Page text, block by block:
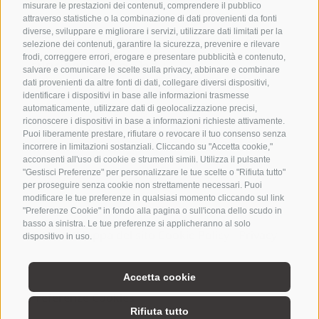
misurare le prestazioni dei contenuti, comprendere il pubblico
attraverso statistiche o la combinazione di dati provenienti da fonti
diverse, sviluppare e migliorare i servizi, utilizzare dati limitati per la
selezione dei contenuti, garantire la sicurezza, prevenire e rilevare
frodi, correggere errori, erogare e presentare pubblicità e contenuto,
salvare e comunicare le scelte sulla privacy, abbinare e combinare
dati provenienti da altre fonti di dati, collegare diversi dispositivi,
identificare i dispositivi in base alle informazioni trasmesse
automaticamente, utilizzare dati di geolocalizzazione precisi,
riconoscere i dispositivi in base a informazioni richieste attivamente.
Puoi liberamente prestare, rifiutare o revocare il tuo consenso senza
incorrere in limitazioni sostanziali. Cliccando su "Accetta cookie,"
acconsenti all'uso di cookie e strumenti simili. Utilizza il pulsante
"Gestisci Preferenze" per personalizzare le tue scelte o "Rifiuta tutto"
per proseguire senza cookie non strettamente necessari. Puoi
modificare le tue preferenze in qualsiasi momento cliccando sul link
"Preferenze Cookie" in fondo alla pagina o sull'icona dello scudo in
basso a sinistra. Le tue preferenze si applicheranno al solo
dispositivo in uso.
Accetta cookie
Rifiuta tutto
Attività e
dintorni
BROCHURE
METEO
Preferenze Cookies
Partner
Credits|Mappa del sito
Preferenze Cookies